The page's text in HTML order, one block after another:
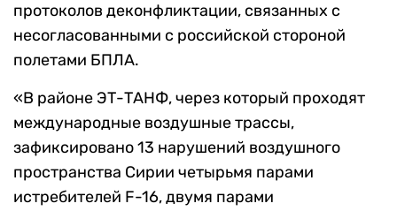
протоколов деконфликтации, связанных с
несогласованными с российской стороной
полетами БПЛА.
«В районе ЭТ-ТАНФ, через который проходят
международные воздушные трассы,
зафиксировано 13 нарушений воздушного
пространства Сирии четырьмя парами
истребителей F-16, двумя парами